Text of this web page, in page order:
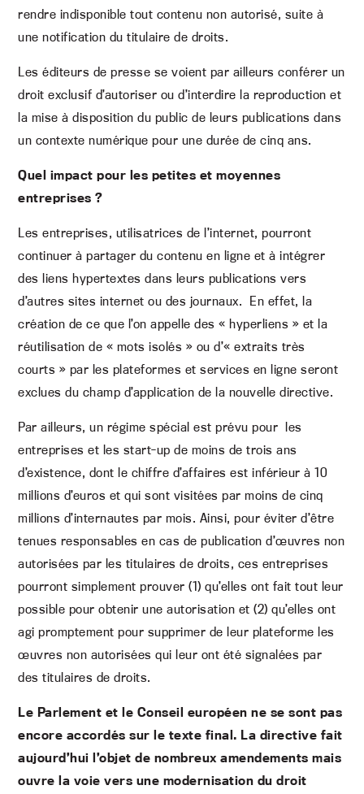
rendre indisponible tout contenu non autorisé, suite à
une notification du titulaire de droits.
Les éditeurs de presse se voient par ailleurs conférer un
droit exclusif d’autoriser ou d’interdire la reproduction et
la mise à disposition du public de leurs publications dans
un contexte numérique pour une durée de cinq ans.
Quel impact pour les petites et moyennes
entreprises ?
Les entreprises, utilisatrices de l’internet, pourront
continuer à partager du contenu en ligne et à intégrer
des liens hypertextes dans leurs publications vers
d’autres sites internet ou des journaux. En effet, la
création de ce que l’on appelle des « hyperliens » et la
réutilisation de « mots isolés » ou d’« extraits très
courts » par les plateformes et services en ligne seront
exclues du champ d’application de la nouvelle directive.
Par ailleurs, un régime spécial est prévu pour les
entreprises et les start-up de moins de trois ans
d’existence, dont le chiffre d’affaires est inférieur à 10
millions d’euros et qui sont visitées par moins de cinq
millions d’internautes par mois. Ainsi, pour éviter d’être
tenues responsables en cas de publication d’œuvres non
autorisées par les titulaires de droits, ces entreprises
pourront simplement prouver (1) qu’elles ont fait tout leur
possible pour obtenir une autorisation et (2) qu’elles ont
agi promptement pour supprimer de leur plateforme les
œuvres non autorisées qui leur ont été signalées par
des titulaires de droits.
Le Parlement et le Conseil européen ne se sont pas
encore accordés sur le texte final. La directive fait
aujourd’hui l’objet de nombreux amendements mais
ouvre la voie vers une modernisation du droit